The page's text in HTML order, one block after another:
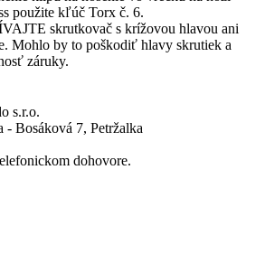
použite kľúč Torx č. 6.
skrutkovač s krížovou hlavou ani
Mohlo by to poškodiť hlavy skrutiek a
záruky.
s.r.o.
- Bosáková 7, Petržalka
dohovore.